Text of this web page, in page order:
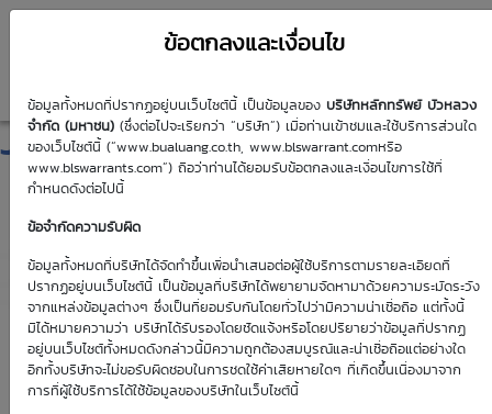
ข้อตกลงและเงื่อนไข
ข้อมูลทั้งหมดที่ปรากฏอยู่บนเว็บไซต์นี้ เป็นข้อมูลของ บริษัทหลักทรัพย์ บัวหลวง
จำกัด (มหาชน) (ซึ่งต่อไปจะเรียกว่า “บริษัท”) เมื่อท่านเข้าชมและใช้บริการส่วนใด
ของเว็บไซต์นี้ (“www.bualuang.co.th, www.blswarrant.comหรือ
www.blswarrants.com”) ถือว่าท่านได้ยอมรับข้อตกลงและเงื่อนไขการใช้ที่
กำหนดดังต่อไปนี้
ข้อจำกัดความรับผิด
ข้อมูลทั้งหมดที่บริษัทได้จัดทำขึ้นเพื่อนำเสนอต่อผู้ใช้บริการตามรายละเอียดที่
ปรากฏอยู่บนเว็บไซต์นี้ เป็นข้อมูลที่บริษัทได้พยายามจัดหามาด้วยความระมัดระวัง
จากแหล่งข้อมูลต่างๆ ซึ่งเป็นที่ยอมรับกันโดยทั่วไปว่ามีความน่าเชื่อถือ แต่ทั้งนี้
มิได้หมายความว่า บริษัทได้รับรองโดยชัดแจ้งหรือโดยปริยายว่าข้อมูลที่ปรากฏ
อยู่บนเว็บไซต์ทั้งหมดดังกล่าวนี้มีความถูกต้องสมบูรณ์และน่าเชื่อถือแต่อย่างใด
อีกทั้งบริษัทจะไม่ขอรับผิดชอบในการชดใช้ค่าเสียหายใดๆ ที่เกิดขึ้นเนื่องมาจาก
การที่ผู้ใช้บริการได้ใช้ข้อมูลของบริษัทในเว็บไซต์นี้
JMART01C2611A
วันซื้อขายวันแรก
8 มิ.ย. 2569
9 ส.ค. 2569
วันซื้อขายวันสุดท้าย
6 พ.ย. 2569